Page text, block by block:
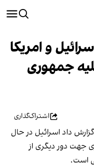
و امریکا
جمهوری
اشتراک‌گذاری
داد اسرائیل در حال
جهت دور دیگری از
است.